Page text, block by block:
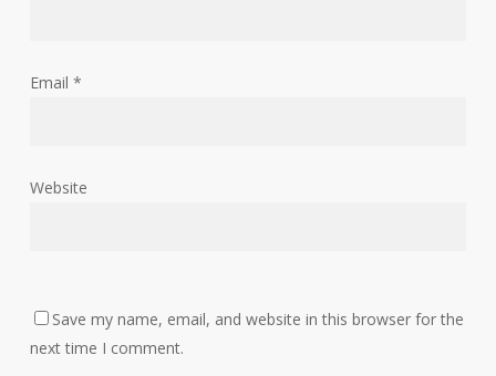
Email *
Website
Save my name, email, and website in this browser for the
next time I comment.